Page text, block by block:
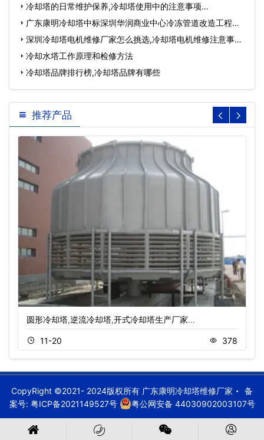
冷却塔的日常维护保养,冷却塔使用中的注意事项…
广东康明冷却塔中标深圳华润商业中心冷冻管道改造工程…
深圳冷却塔电机维修厂家怎么挑选,冷却塔电机维修注意事
项…冷却水塔工作原理和检修方法
冷却塔品牌排行榜,冷却塔品牌有哪些
推荐产品
圆形冷却塔,逆流冷却塔,开式冷却塔生产厂家…
11-20 378
CopyRight ©2021- 2024版权所有 广东康明冷却塔维修厂家
备
案号: 粤ICP备2021149527号 粤公网安备 44030902003107号